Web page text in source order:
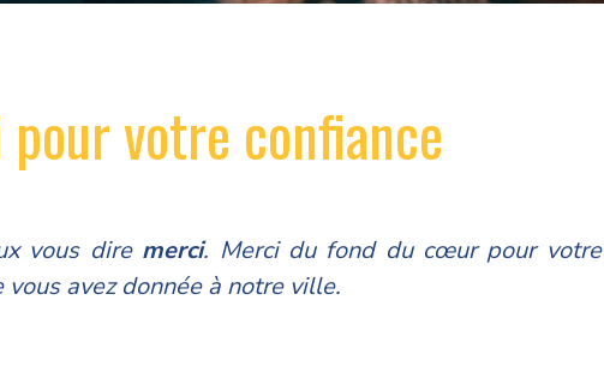
votre confiance
vous dire merci. Merci du fond du cœur pour votre
avez donnée à notre ville.